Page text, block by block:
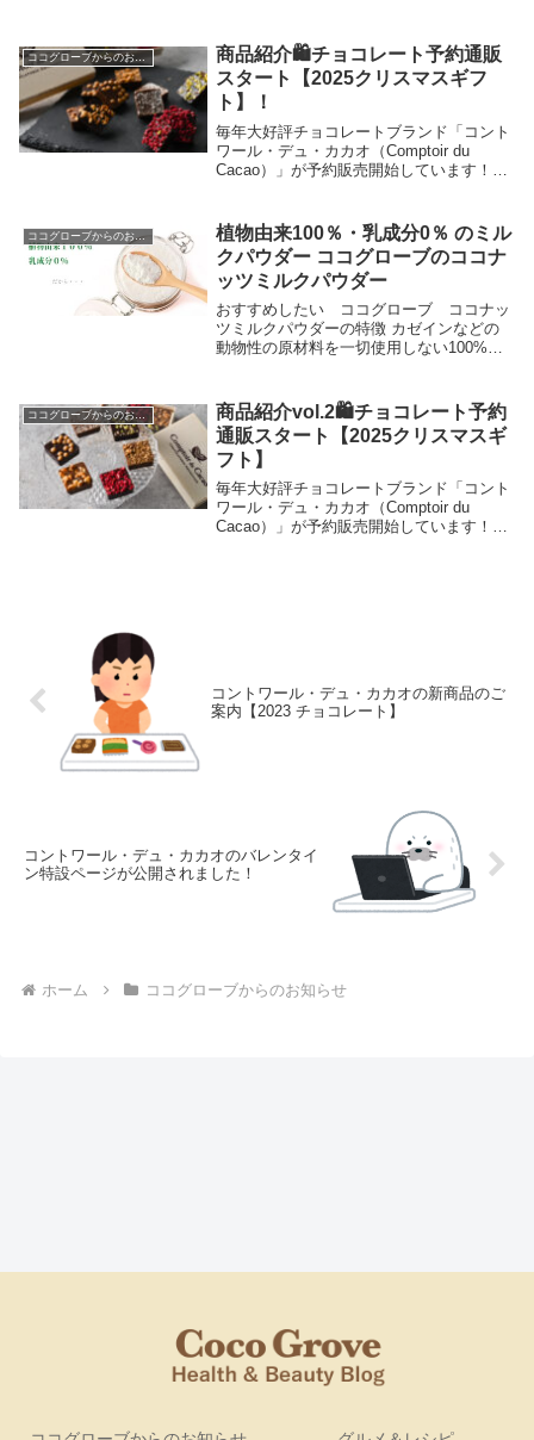
ココグローブからのお知らせ
商品紹介🛍️チョコレート予約通販
スタート【2025クリスマスギフ
ト】！
毎年大好評チョコレートブランド「コント
ワール・デュ・カカオ（Comptoir du
Cacao）」が予約販売開始しています！当
とコースターを無料進呈!!ご予約はこ...
ココグローブからのお知らせ
植物由来100％・乳成分0％ のミル
クパウダー ココグローブのココナ
ッツミルクパウダー
おすすめしたい ココグローブ ココナッ
ツミルクパウダーの特徴 カゼインなどの
動物性の原材料を一切使用しない100%植
0.5％アラビアガム（アラビアゴムノキの
樹脂）...
ココグローブからのお知らせ
商品紹介vol.2🛍️チョコレート予約
通販スタート【2025クリスマスギ
フト】
毎年大好評チョコレートブランド「コント
ワール・デュ・カカオ（Comptoir du
Cacao）」が予約販売開始しています！商
コントワール・デュ・カカオの新商品のご
案内【2023 チョコレート】
コントワール・デュ・カカオのバレンタイ
ン特設ページが公開されました！
ホーム ココグローブからのお知らせ